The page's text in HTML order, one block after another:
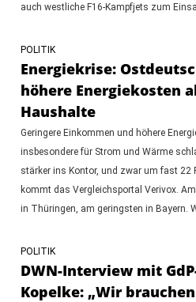
auch westliche F16-Kampfjets zum
POLITIK
Energiekrise:
höhere Energiekosten
Haushalte
Geringere Einkommen und höhere
insbesondere für Strom und Wärme
stärker ins Kontor, und zwar um fast 22
kommt das Vergleichsportal Verivox.
in Thüringen, am geringsten in Bayern.
POLITIK
DWN-Interview mit
Kopelke: „Wir